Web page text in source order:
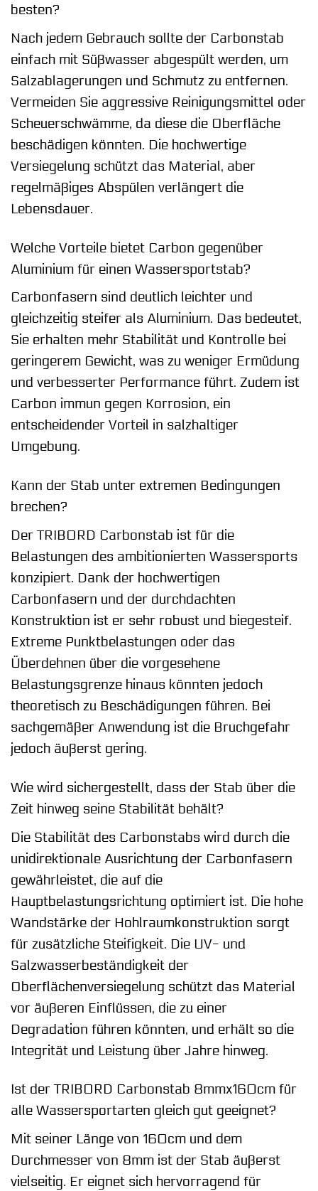
besten?
Nach jedem Gebrauch sollte der Carbonstab
einfach mit Süßwasser abgespült werden, um
Salzablagerungen und Schmutz zu entfernen.
Vermeiden Sie aggressive Reinigungsmittel oder
Scheuerschwämme, da diese die Oberfläche
beschädigen könnten. Die hochwertige
Versiegelung schützt das Material, aber
regelmäßiges Abspülen verlängert die
Lebensdauer.
Welche Vorteile bietet Carbon gegenüber
Aluminium für einen Wassersportstab?
Carbonfasern sind deutlich leichter und
gleichzeitig steifer als Aluminium. Das bedeutet,
Sie erhalten mehr Stabilität und Kontrolle bei
geringerem Gewicht, was zu weniger Ermüdung
und verbesserter Performance führt. Zudem ist
Carbon immun gegen Korrosion, ein
entscheidender Vorteil in salzhaltiger
Umgebung.
Kann der Stab unter extremen Bedingungen
brechen?
Der TRIBORD Carbonstab ist für die
Belastungen des ambitionierten Wassersports
konzipiert. Dank der hochwertigen
Carbonfasern und der durchdachten
Konstruktion ist er sehr robust und biegesteif.
Extreme Punktbelastungen oder das
Überdehnen über die vorgesehene
Belastungsgrenze hinaus könnten jedoch
theoretisch zu Beschädigungen führen. Bei
sachgemäßer Anwendung ist die Bruchgefahr
jedoch äußerst gering.
Wie wird sichergestellt, dass der Stab über die
Zeit hinweg seine Stabilität behält?
Die Stabilität des Carbonstabs wird durch die
unidirektionale Ausrichtung der Carbonfasern
gewährleistet, die auf die
Hauptbelastungsrichtung optimiert ist. Die hohe
Wandstärke der Hohlraumkonstruktion sorgt
für zusätzliche Steifigkeit. Die UV- und
Salzwasserbeständigkeit der
Oberflächenversiegelung schützt das Material
vor äußeren Einflüssen, die zu einer
Degradation führen könnten, und erhält so die
Integrität und Leistung über Jahre hinweg.
Ist der TRIBORD Carbonstab 8mmx160cm für
alle Wassersportarten gleich gut geeignet?
Mit seiner Länge von 160cm und dem
Durchmesser von 8mm ist der Stab äußerst
vielseitig. Er eignet sich hervorragend für